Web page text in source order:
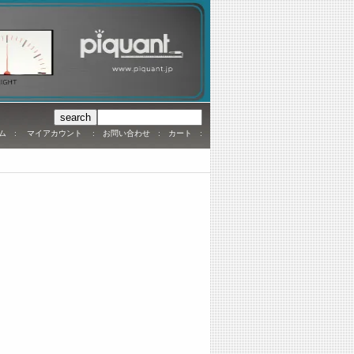
: マイアカウント : お問い合わせ : カート :